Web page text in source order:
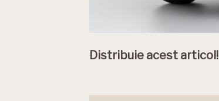
Distribuie acest articol!